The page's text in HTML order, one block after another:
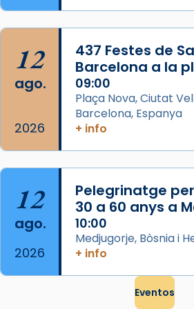
que les santes són filles de
Mataró en reivindicarà les
Foto
View on Facebook · Share
12
ago.
2026
437 Festes de
Barcelona a la
09:00
Plaça Nova, Ciutat
Barcelona, Espanya
+ info
12
ago.
2026
Pelegrinatge
30 a 60 anys a
10:00
Medjugorje, Bòsnia i
+ info
Eventos